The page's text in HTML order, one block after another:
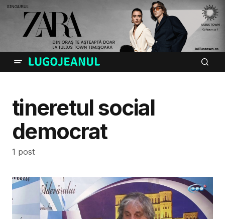
tineretul social
democrat
1 post